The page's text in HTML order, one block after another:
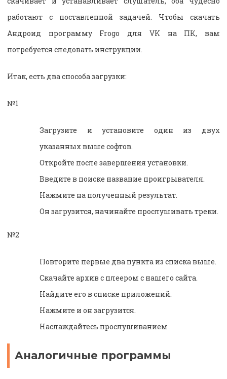
работают с поставленной задачей. Чтобы скачать
Андроид программу Frogo для VK на ПК, вам
потребуется следовать инструкции.
Итак, есть два способа загрузки:
№1
Загрузите и установите один из двух
указанных выше софтов.
Откройте после завершения установки.
Введите в поиске название проигрывателя.
Нажмите на полученный результат.
Он загрузится, начинайте прослушивать треки.
№2
Повторите первые два пункта из списка выше.
Скачайте архив с плеером с нашего сайта.
Найдите его в списке приложений.
Нажмите и он загрузится.
Наслаждайтесь прослушиванием
Аналогичные программы